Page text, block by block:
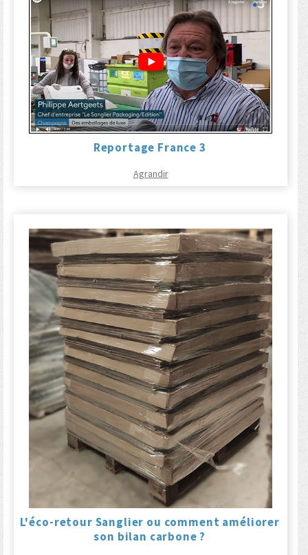
Reportage France 3
Agrandir
L'éco-retour Sanglier ou comment améliorer
son bilan carbone ?